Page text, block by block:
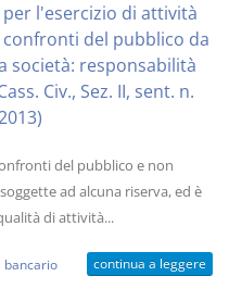
l'esercizio di attività
del pubblico da
società: responsabilità
Civ., Sez. II, sent. n.
del pubblico e non
ad alcuna riserva, ed è
di attività...
bancario continua a leggere